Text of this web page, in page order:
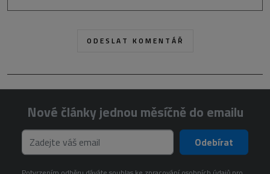
Nové články jednou měsíčně do emailu
Odebírat